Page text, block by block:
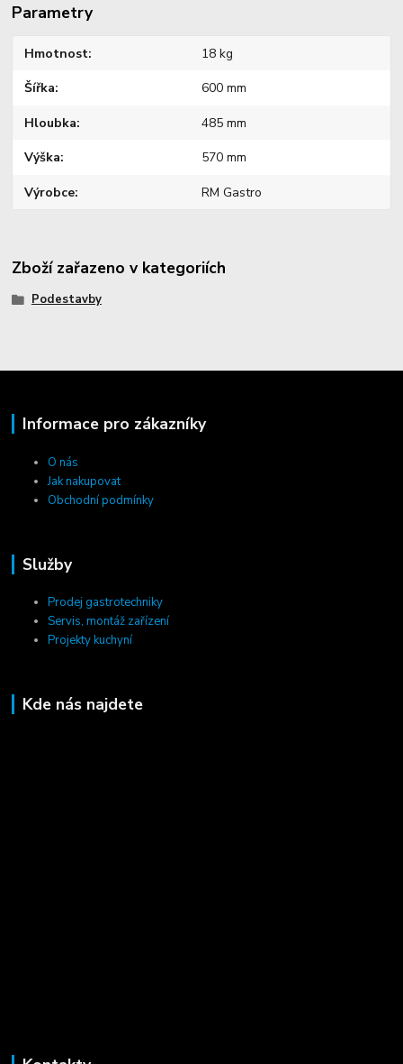
Parametry
Hmotnost 18 kg
Šířka 600 mm
Hloubka 485 mm
Výška 570 mm
Výrobce RM Gastro
Zboží zařazeno v kategoriích
Podestavby
Informace pro zákazníky
O nás
Jak nakupovat
Obchodní podmínky
Služby
Prodej gastrotechniky
Servis, montáž zařízení
Projekty kuchyní
Kde nás najdete